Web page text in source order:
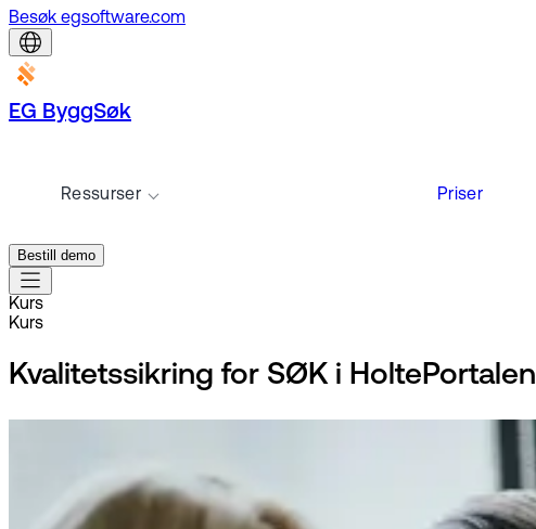
Besøk egsoftware.com
EG ByggSøk
Ressurser Priser
Bestill demo
Kurs
Kurs
Kvalitetssikring for SØK i HoltePortalen